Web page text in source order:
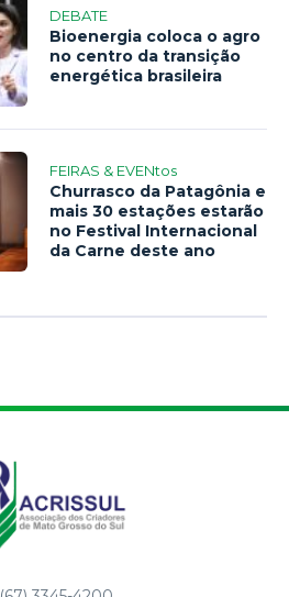
DEBATE
Bioenergia coloca o agro
no centro da transição
energética brasileira
FEIRAS & EVENtos
Churrasco da Patagônia e
mais 30 estações estarão
no Festival Internacional
da Carne deste ano